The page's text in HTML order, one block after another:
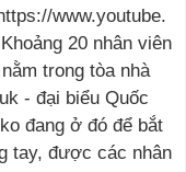
www.youtube.
20 nhân viên
trong tòa nhà
- đại biểu Quốc
đang ở đó để bắt
tay, được các nhân